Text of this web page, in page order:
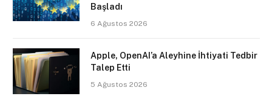
Başladı
6 Ağustos 2026
Apple, OpenAI’a Aleyhine İhtiyati Tedbir
Talep Etti
5 Ağustos 2026